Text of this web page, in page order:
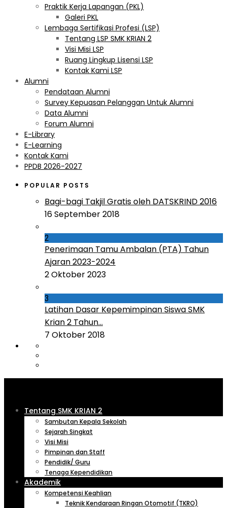
Praktik Kerja Lapangan (PKL)
Galeri PKL
Lembaga Sertifikasi Profesi (LSP)
Tentang LSP SMK KRIAN 2
Visi Misi LSP
Ruang Lingkup Lisensi LSP
Kontak Kami LSP
Alumni
Pendataan Alumni
Survey Kepuasan Pelanggan Untuk Alumni
Data Alumni
Forum Alumni
E-Library
E-Learning
Kontak Kami
PPDB 2026-2027
POPULAR POSTS
Bagi-bagi Takjil Gratis oleh DATSKRIND 2016
16 September 2018
2
Penerimaan Tamu Ambalan (PTA) Tahun
Ajaran 2023-2024
2 Oktober 2023
3
Latihan Dasar Kepemimpinan Siswa SMK
Krian 2 Tahun...
7 Oktober 2018
Tentang SMK KRIAN 2
Sambutan Kepala Sekolah
Sejarah Singkat
Visi Misi
Pimpinan dan Staff
Pendidik/ Guru
Tenaga Kependidikan
Akademik
Kompetensi Keahlian
Teknik Kendaraan Ringan Otomotif (TKRO)